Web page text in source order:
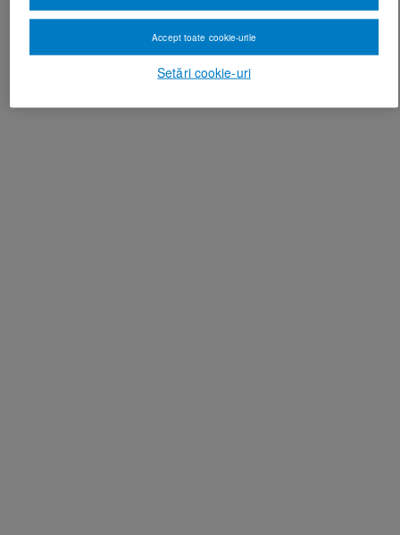
Setări cookie-uri
Accept toate cookie-urile